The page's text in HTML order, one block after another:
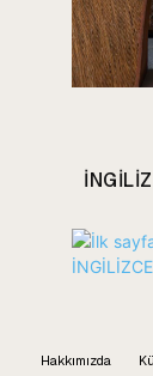
Hakkımızda